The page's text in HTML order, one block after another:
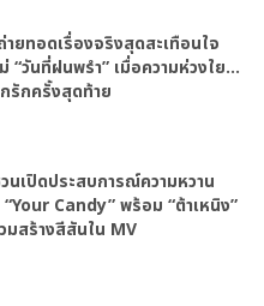
ยทอดเรื่องจริงสุดสะเทือนใจ
“วันที่ฝนพรำ” เมื่อความห่วงใย…
รักครั้งสุดท้าย
นเปิดประสบการณ์ความหวาน
Candy” พร้อม “ต้าเหนิง”
มสร้างสีสันใน MV